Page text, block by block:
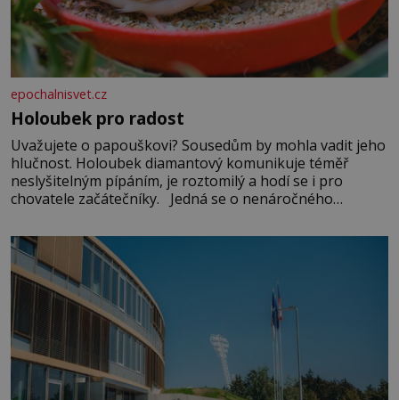
epochalnisvet.cz
Holoubek pro radost
Uvažujete o papouškovi? Sousedům by mohla vadit jeho
hlučnost. Holoubek diamantový komunikuje téměř
neslyšitelným pípáním, je roztomilý a hodí se i pro
chovatele začátečníky. Jedná se o nenáročného
času tráví na zemi, kde sbírá zbytky semínek Jeho
domovinou je prakticky celá Austrálie s výjimkou
pobřežní oblasti.